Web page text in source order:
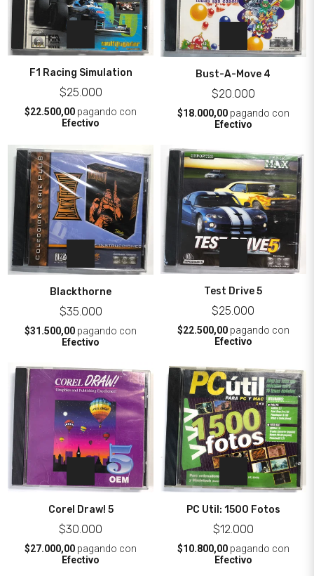
F1 Racing Simulation
$25.000
$22.500,00 pagando con
Efectivo
Bust-A-Move 4
$20.000
$18.000,00pagando con
Efectivo
Blackthorne
$35.000
$31.500,00 pagando con
Efectivo
Test Drive 5
$25.000
$22.500,00pagando con
Efectivo
Corel Draw! 5
$30.000
$27.000,00 pagando con
Efectivo
PC Util: 1500 Fotos
$12.000
$10.800,00pagando con
Efectivo